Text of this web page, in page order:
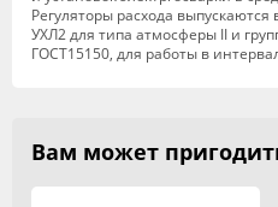
Регуляторы расхода
УХЛ2 для типа атмосферы II и
ГОСТ15150, для работы в
Вам может